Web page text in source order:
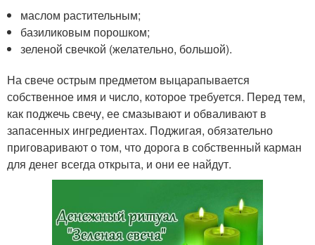
маслом растительным;
базиликовым порошком;
зеленой свечкой (желательно, большой).
На свече острым предметом выцарапывается
собственное имя и число, которое требуется. Перед тем,
как поджечь свечу, ее смазывают и обваливают в
запасенных ингредиентах. Поджигая, обязательно
приговаривают о том, что дорога в собственный карман
для денег всегда открыта, и они ее найдут.